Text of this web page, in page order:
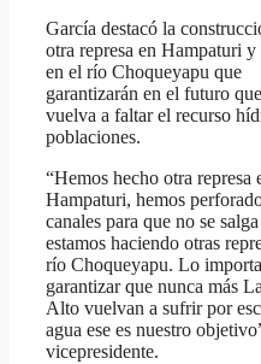
García destacó la
otra represa en Hampaturi y
en el río Choqueyapu que
garantizarán en el futuro
vuelva a faltar el recurso
poblaciones.
“Hemos hecho otra represa
Hampaturi, hemos
canales para que no se
estamos haciendo otras
río Choqueyapu. Lo
garantizar que nunca más
Alto vuelvan a sufrir por
agua ese es nuestro
vicepresidente.